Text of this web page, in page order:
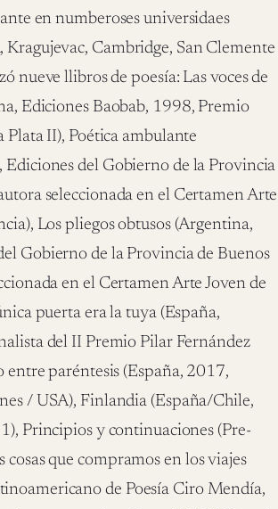
en numberoses universidaes
Kragujevac, Cambridge, San Clemente
nueve llibros de poesía: Las voces de
Ediciones Baobab, 1998, Premio
Plata II), Poética ambulante
del Gobierno de la Provincia
seleccionada en el Certamen Arte
Los pliegos obtusos (Argentina,
Gobierno de la Provincia de Buenos
en el Certamen Arte Joven de
puerta era la tuya (España,
del II Premio Pilar Fernández
entre paréntesis (España, 2017,
/ USA), Finlandia (España/Chile,
Principios y continuaciones (Pre-
cosas que compramos en los viajes
de Poesía Ciro Mendía,